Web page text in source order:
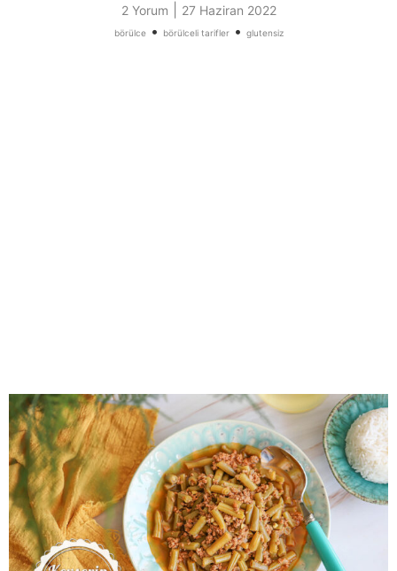
2 Yorum 27 Haziran 2022
börülce• börülceli tarifler• glutensiz